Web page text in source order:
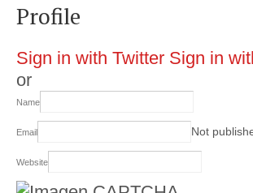
Profile
Sign in with Twitter Sign in
or
Name
Email Not
Website